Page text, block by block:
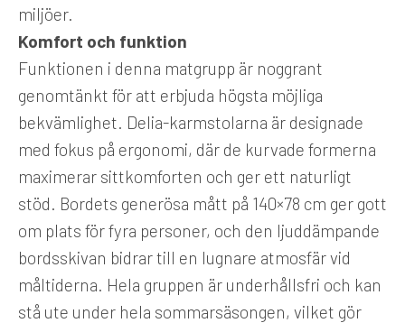
miljöer.
Komfort och funktion
Funktionen i denna matgrupp är noggrant
genomtänkt för att erbjuda högsta möjliga
bekvämlighet. Delia-karmstolarna är designade
med fokus på ergonomi, där de kurvade formerna
maximerar sittkomforten och ger ett naturligt
stöd. Bordets generösa mått på 140×78 cm ger gott
om plats för fyra personer, och den ljuddämpande
bordsskivan bidrar till en lugnare atmosfär vid
måltiderna. Hela gruppen är underhållsfri och kan
stå ute under hela sommarsäsongen, vilket gör